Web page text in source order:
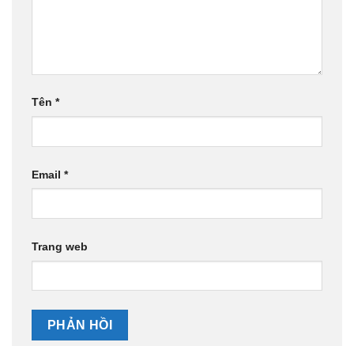
Tên *
Email *
Trang web